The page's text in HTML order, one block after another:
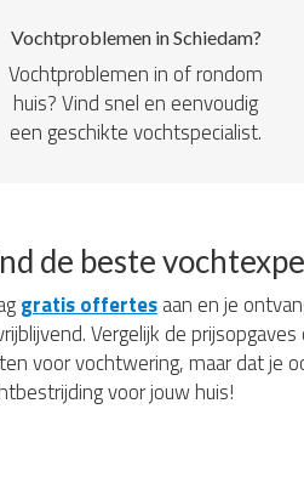
Vochtproblemen in Schiedam?
Vochtproblemen in of rondom
huis? Vind snel en eenvoudig
een geschikte vochtspecialist.
de beste
gratis offertesaan en je
Vergelijk de
voor vochtwering, maar dat je
voor jouw huis!